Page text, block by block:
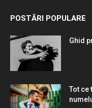
POSTĂRI POPULARE
Ghid
Tot ce